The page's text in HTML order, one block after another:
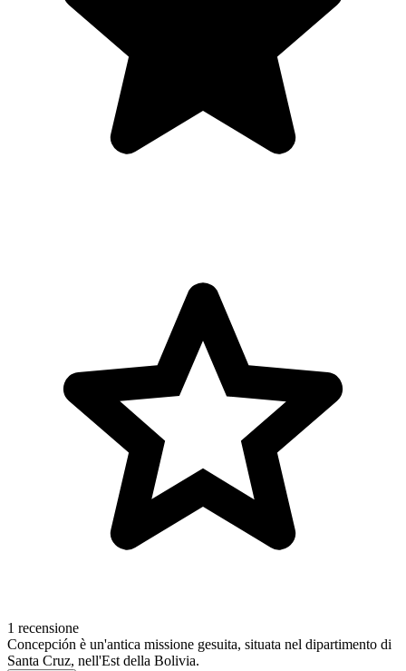
1 recensione
Concepción è un'antica missione gesuita, situata nel dipartimento di
Santa Cruz, nell'Est della Bolivia.